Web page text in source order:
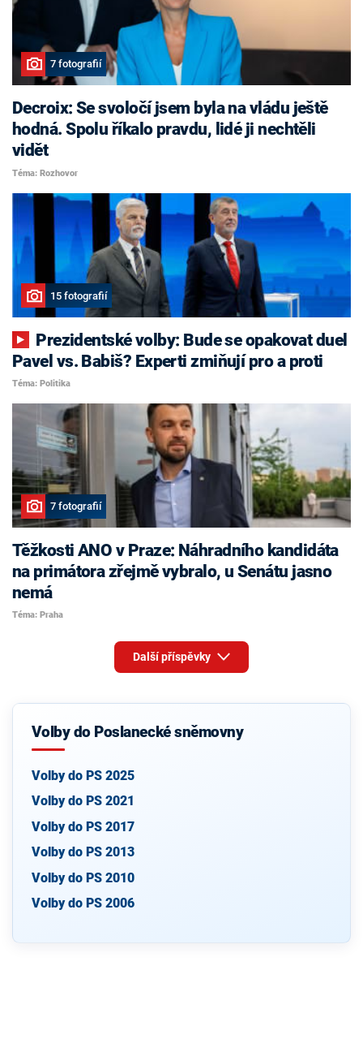
7 fotografií
Decroix: Se svoločí jsem byla na vládu ještě
hodná. Spolu říkalo pravdu, lidé ji nechtěli
vidět
Téma: Rozhovor
15 fotografií
Pavel vs. Babiš? Experti zmiňují pro a proti
Téma: Politika
7 fotografií
Těžkosti ANO v Praze: Náhradního kandidáta
na primátora zřejmě vybralo, u Senátu jasno
nemá
Téma: Praha
Další příspěvky
Volby do Poslanecké sněmovny
Volby do PS 2025
Volby do PS 2021
Volby do PS 2017
Volby do PS 2013
Volby do PS 2010
Volby do PS 2006